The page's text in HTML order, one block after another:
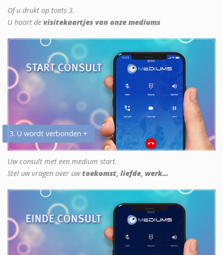
Of u drukt op toets 3.
U hoort de visitekaartjes van onze mediums
3. U wordt verbonden +
Uw consult met een medium start.
Stel uw vragen over uwtoekomst, liefde, werk...